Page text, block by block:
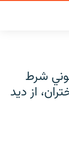
شرط
از ديد